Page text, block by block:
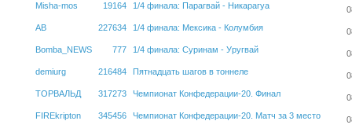
Misha-mos
19164 1/4 финала: Парагвай - Никарагуа
АВ
227634 1/4 финала: Мексика - Колумбия
Bomba_NEWS
777 1/4 финала: Суринам - Уругвай
demiurg
216484 Пятнадцать шагов в тоннеле
ТОРВАЛЬД
317273 Чемпионат Конфедерации-20. Финал
FIREkripton
345456 Чемпионат Конфедерации-20. Матч за 3 место